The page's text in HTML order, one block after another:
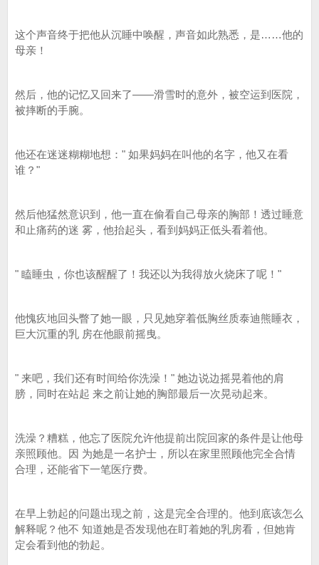
这个声音终于把他从沉睡中唤醒，声音如此熟悉，是……他的
母亲！
然后，他的记忆又回来了——滑雪时的意外，被空运到医院，
被摔断的手腕。
他还在迷迷糊糊地想：" 如果妈妈在叫他的名字，他又在看
谁？"
然后他猛然意识到，他一直在偷看自己母亲的胸部！透过睡意
和止痛药的迷 雾，他抬起头，看到妈妈正低头看着他。
" 瞌睡虫，你也该醒醒了！我还以为我得放火烧床了呢！"
他愧疚地回头瞥了她一眼，只见她穿着低胸丝质泰迪熊睡衣，
巨大沉重的乳 房在他眼前摇曳。
" 来吧，我们还有时间给你洗澡！" 她边说边摇晃着他的肩
膀，同时在站起 来之前让她的胸部最后一次晃动起来。
洗澡？糟糕，他忘了医院允许他提前出院回家的条件是让他母
亲照顾他。因 为她是一名护士，所以在家里照顾他完全合情
合理，还能省下一笔医疗费。
在早上勃起的问题出现之前，这是完全合理的。他到底该怎么
解释呢？他不 知道她是否发现他在盯着她的乳房看，但她肯
定会看到他的勃起。